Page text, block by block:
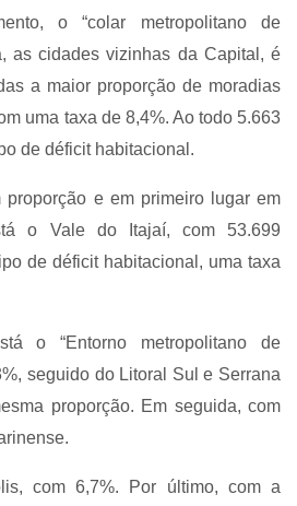
o “colar metropolitano de
as cidades vizinhas da Capital, é
a maior proporção de moradias
uma taxa de 8,4%. Ao todo 5.663
de déficit habitacional.
proporção e em primeiro lugar em
o Vale do Itajaí, com 53.699
de déficit habitacional, uma taxa
o “Entorno metropolitano de
seguido do Litoral Sul e Serrana
proporção. Em seguida, com
com 6,7%. Por último, com a